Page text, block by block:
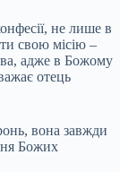
не лише в
свою місію –
адже в Божому
отець
вона завжди
Божих